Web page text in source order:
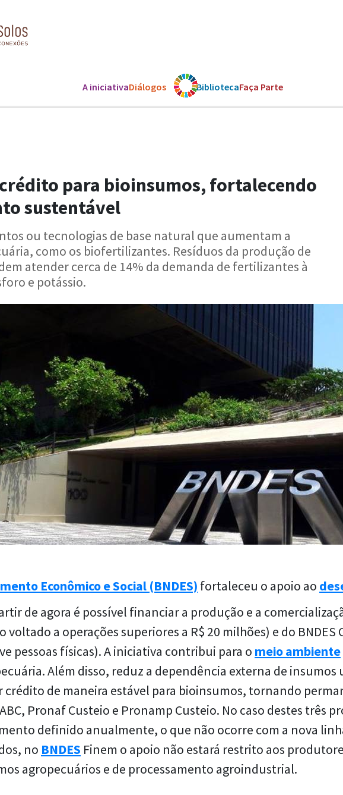
A iniciativaDiálogos Os ODSBibliotecaFaça Parte
crédito para bioinsumos, fortalecendo
sustentável
ou tecnologias de base natural que aumentam a
como os biofertilizantes. Resíduos da produção de
atender cerca de 14% da demanda de fertilizantes à
e potássio.
Econômico e Social (BNDES) fortaleceu o apoio ao
de agora é possível financiar a produção e a
a operações superiores a R$ 20 milhões) e do BNDES
pessoas físicas). A iniciativa contribui para o meio ambiente
Além disso, reduz a dependência externa de insumos
crédito de maneira estável para bioinsumos, tornando
PronafCusteio e Pronamp Custeio. No caso destes três
definido anualmente, o que não ocorre com a nova
no BNDES Finem o apoio não estará restrito aos
agropecuários e de processamento agroindustrial.